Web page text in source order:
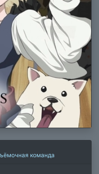
команда